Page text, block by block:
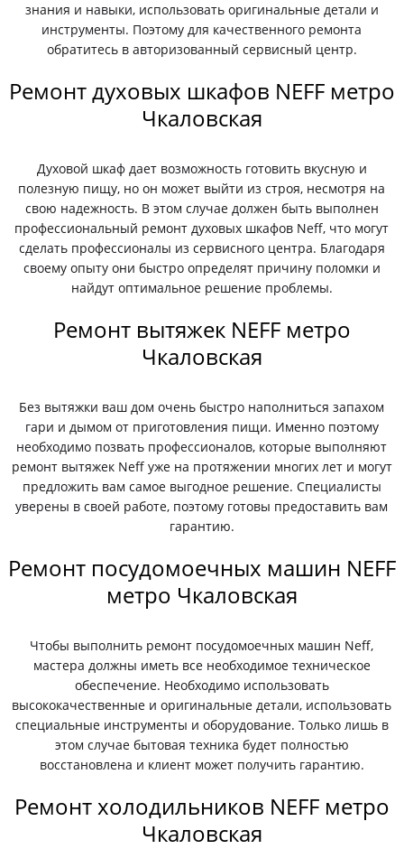
знания и навыки, использовать оригинальные детали и
инструменты. Поэтому для качественного ремонта
обратитесь в авторизованный сервисный центр.
Ремонт духовых шкафов NEFF метро
Чкаловская
Духовой шкаф дает возможность готовить вкусную и
полезную пищу, но он может выйти из строя, несмотря на
свою надежность. В этом случае должен быть выполнен
профессиональный ремонт духовых шкафов Neff, что могут
сделать профессионалы из сервисного центра. Благодаря
своему опыту они быстро определят причину поломки и
найдут оптимальное решение проблемы.
Ремонт вытяжек NEFF метро
Чкаловская
Без вытяжки ваш дом очень быстро наполниться запахом
гари и дымом от приготовления пищи. Именно поэтому
необходимо позвать профессионалов, которые выполняют
ремонт вытяжек Neff уже на протяжении многих лет и могут
предложить вам самое выгодное решение. Специалисты
уверены в своей работе, поэтому готовы предоставить вам
гарантию.
Ремонт посудомоечных машин NEFF
метро Чкаловская
Чтобы выполнить ремонт посудомоечных машин Neff,
мастера должны иметь все необходимое техническое
обеспечение. Необходимо использовать
высококачественные и оригинальные детали, использовать
специальные инструменты и оборудование. Только лишь в
этом случае бытовая техника будет полностью
восстановлена и клиент может получить гарантию.
Ремонт холодильников NEFF метро
Чкаловская